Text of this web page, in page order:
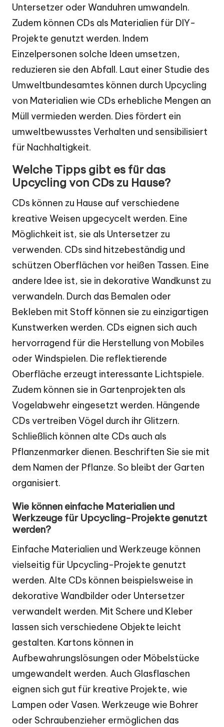
Untersetzer oder Wanduhren umwandeln.
Zudem können CDs als Materialien für DIY-
Projekte genutzt werden. Indem
Einzelpersonen solche Ideen umsetzen,
reduzieren sie den Abfall. Laut einer Studie des
Umweltbundesamtes können durch Upcycling
von Materialien wie CDs erhebliche Mengen an
Müll vermieden werden. Dies fördert ein
umweltbewusstes Verhalten und sensibilisiert
für Nachhaltigkeit.
Welche Tipps gibt es für das
Upcycling von CDs zu Hause?
CDs können zu Hause auf verschiedene
kreative Weisen upgecycelt werden. Eine
Möglichkeit ist, sie als Untersetzer zu
verwenden. CDs sind hitzebeständig und
schützen Oberflächen vor heißen Tassen. Eine
andere Idee ist, sie in dekorative Wandkunst zu
verwandeln. Durch das Bemalen oder
Bekleben mit Stoff können sie zu einzigartigen
Kunstwerken werden. CDs eignen sich auch
hervorragend für die Herstellung von Mobiles
oder Windspielen. Die reflektierende
Oberfläche erzeugt interessante Lichtspiele.
Zudem können sie in Gartenprojekten als
Vogelabwehr eingesetzt werden. Hängende
CDs vertreiben Vögel durch ihr Glitzern.
Schließlich können alte CDs auch als
Pflanzenmarker dienen. Beschriften Sie sie mit
dem Namen der Pflanze. So bleibt der Garten
organisiert.
Wie können einfache Materialien und
Werkzeuge für Upcycling-Projekte genutzt
werden?
Einfache Materialien und Werkzeuge können
vielseitig für Upcycling-Projekte genutzt
werden. Alte CDs können beispielsweise in
dekorative Wandbilder oder Untersetzer
verwandelt werden. Mit Schere und Kleber
lassen sich verschiedene Objekte leicht
gestalten. Kartons können in
Aufbewahrungslösungen oder Möbelstücke
umgewandelt werden. Auch Glasflaschen
eignen sich gut für kreative Projekte, wie
Lampen oder Vasen. Werkzeuge wie Bohrer
oder Schraubenzieher ermöglichen das